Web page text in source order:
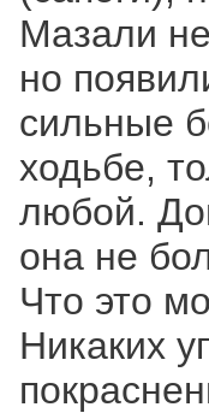
Мазали
но
сильные
ходьбе,
любой.
она не
Что это
Никаких